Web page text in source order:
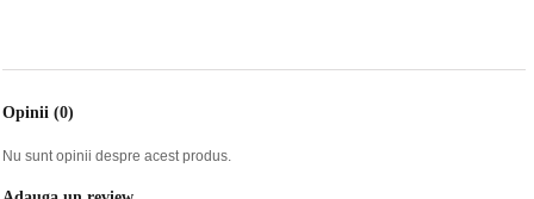
Opinii (0)
Nu sunt opinii despre acest produs.